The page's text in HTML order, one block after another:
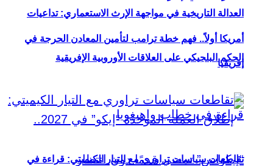
العدالة التاريخية في مواجهة الإرث الاستعماري: تداعيات
الحكم البلجيكي على العلاقات الأوروبية الإفريقية
أمريكا أولاً.. فهم خطة ترامب لتأمين المعادن الحرجة في
إفريقيا
تقاطعات سياسات تراوري مع التيار الكيميتي: قراءة في